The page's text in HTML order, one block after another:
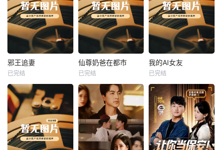
热播
邪王追妻
未知
邪王追妻
已完结
热播
未知
仙尊奶爸在都市
已完结
热播
我的AI女友
未知
我的AI女友
已完结